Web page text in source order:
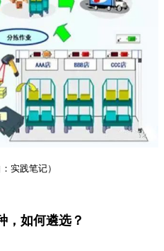
实践笔记）
，如何遴选？